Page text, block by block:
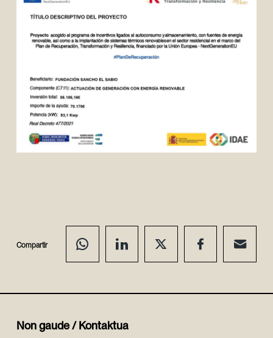
Compartir
Non gaude / Kontaktua